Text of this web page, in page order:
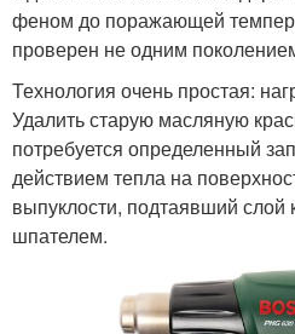
феном до поражающей
проверен не одним
Технология очень простая:
Удалить старую масляную
потребуется определенный
действием тепла на
выпуклости, подтаявший слой
шпателем.